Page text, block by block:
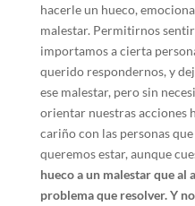
hacerle un hueco,
malestar. Permitirnos
importamos a cierta
querido respondernos, y
ese malestar, pero sin
orientar nuestras acciones
cariño con las personas
queremos estar, aunque
hueco a un malestar que al
problema que resolver. Y